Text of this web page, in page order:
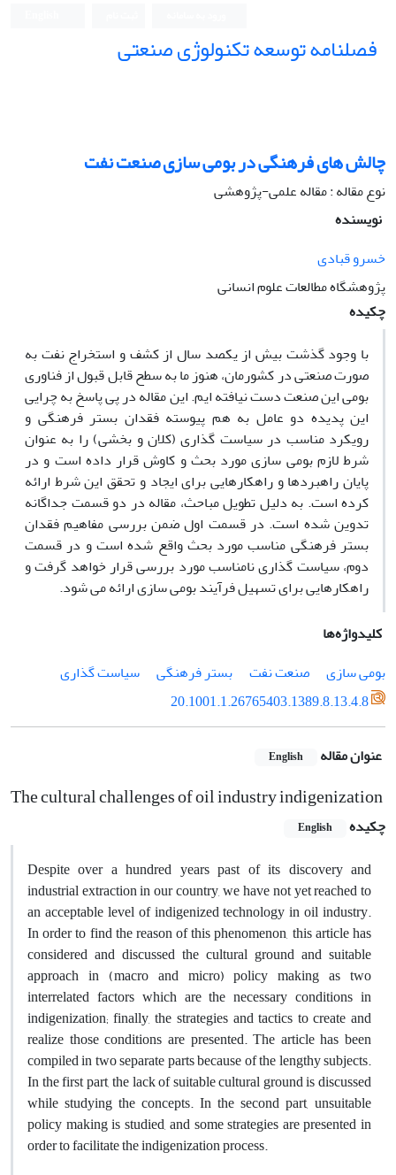
فصلنامه توسعه تکنولوژی صنعتی
چالش های فرهنگی در بومی سازی صنعت نفت
نوع مقاله : مقاله علمی-پژوهشی
نویسنده
خسرو قبادی
پژوهشگاه مطالعات علوم انسانی
چکیده
با وجود گذشت بیش از یکصد سال از کشف و استخراج نفت به
صورت صنعتی در کشورمان، هنوز ما به سطح قابل قبول از فناوری
بومی این صنعت دست نیافته ایم. این مقاله در پی پاسخ به چرایی
این پدیده دو عامل به هم پیوسته فقدان بستر فرهنگی و
رویکرد مناسب در سیاست گذاری (کلان و بخشی) را به عنوان
شرط لازم بومی سازی مورد بحث و کاوش قرار داده است و در
پایان راهبردها و راهکارهایی برای ایجاد و تحقق این شرط ارائه
کرده است. به دلیل تطویل مباحث، مقاله در دو قسمت جداگانه
تدوین شده است. در قسمت اول ضمن بررسی مفاهیم فقدان
بستر فرهنگی مناسب مورد بحث واقع شده است و در قسمت
دوم، سیاست گذاری نامناسب مورد بررسی قرار خواهد گرفت و
راهکارهایی برای تسهیل فرآیند بومی سازی ارائه می شود.
کلیدواژه‌ها
بومی سازی
صنعت نفت بستر فرهنگی
سیاست گذاری
20.1001.1.26765403.1389.8.13.4.8
عنوان مقاله English
The cultural challenges of oil industry indigenization
چکیده English
Despite over a hundred years past of its discovery and
industrial extraction in our country, we have not yet reached to
an acceptable level of indigenized technology in oil industry.
In order to find the reason of this phenomenon, this article has
considered and discussed the cultural ground and suitable
approach in (macro and micro) policy making as two
interrelated factors which are the necessary conditions in
indigenization; finally, the strategies and tactics to create and
realize those conditions are presented. The article has been
compiled in two separate parts because of the lengthy subjects.
In the first part, the lack of suitable cultural ground is discussed
while studying the concepts. In the second part, unsuitable
policy making is studied, and some strategies are presented in
order to facilitate the indigenization process.